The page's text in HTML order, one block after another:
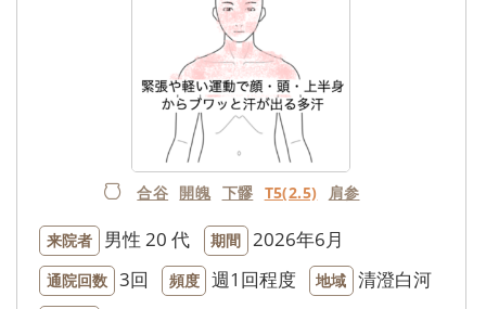
合谷 開魄 下髎 T5(2.5) 肩参
来院者 男性 20 代 期間 2026年6月
通院回数 3回 頻度 週1回程度 地域 清澄白河